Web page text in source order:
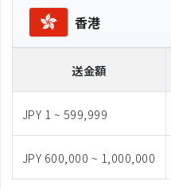
香港
送金額
JPY 1 ~ 599,999
JPY 600,000 ~ 1,000,000